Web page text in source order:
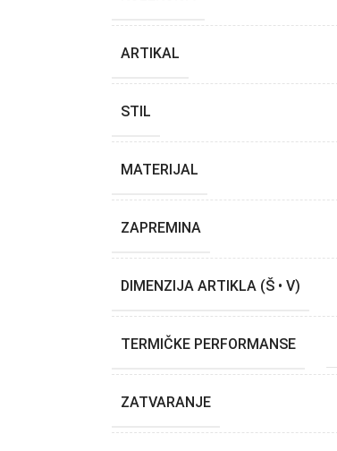
ARTIKAL
STIL
MATERIJAL
ZAPREMINA
DIMENZIJA ARTIKLA (Š • V)
TERMIČKE PERFORMANSE
ZATVARANJE